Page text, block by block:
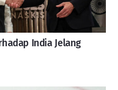
India Jelang